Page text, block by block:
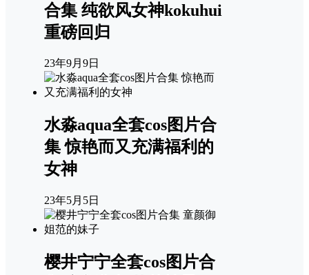
合集 纯欲风女神kokuhui
重磅回归
23年9月9日
水淼aqua全套cos图片合
集 惊艳而又充满福利的
女神
23年5月5日
樱井宁宁全套cos图片合